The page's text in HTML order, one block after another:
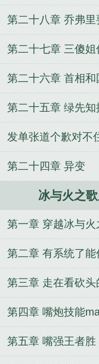
歌nobody
冰与火
兰 冰与火之歌布
之歌 葛兰
冰与火
登
蓝诗人 冰与火
之歌 布兰
冰与火
结局 冰与火之歌
兰还能生育吗 冰
冰与火之歌
冰与火之歌bran
开始
大宋之梁
儿
现代文明修仙
天命傀相 黎弑九
非
BOSS作死指南
第二十八章 乔弗里
第二十七章 三傻
第二十六章 首相
第二十五章 绿先知
发单张道个歉对不
三更了请大家监督
第二十四章 异变
冰与火之
第一章 穿越冰与火
第二章 有系统了能
第三章 走在看砍
第四章 嘴炮技能
第五章 嘴强王者胜